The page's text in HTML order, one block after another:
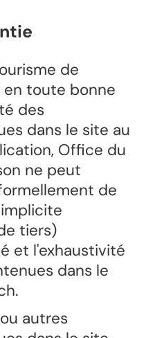
de
en toute bonne
des
dans le site au
Office du
ne peut
de
tiers)
et l'exhaustivité
dans le
autres